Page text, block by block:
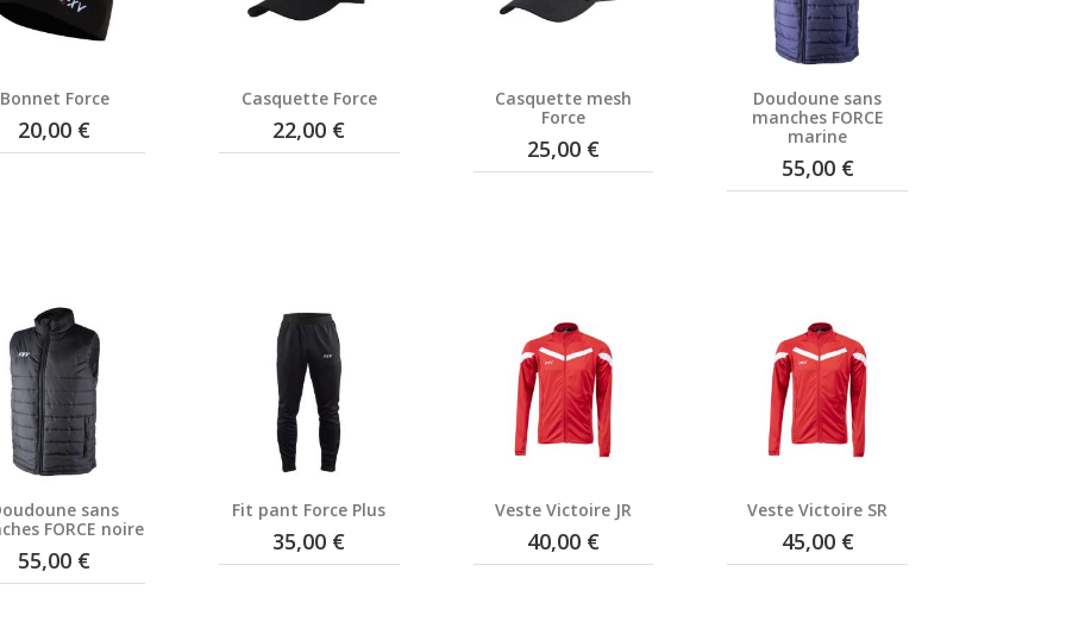
Bonnet Force
20,00 €
Casquette Force
22,00 €
Casquette mesh
Force
25,00 €
Doudoune sans
manches FORCE
marine
55,00 €
sans
FORCE noire
55,00 €
Fit pant Force Plus
35,00 €
Veste Victoire JR
40,00 €
Veste Victoire SR
45,00 €